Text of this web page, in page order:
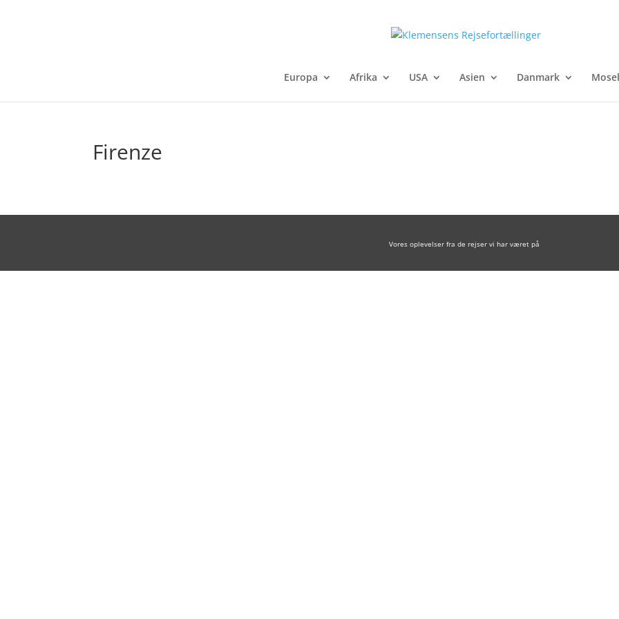
Europa Afrika USA Asien Danmark
Firenze
Vores oplevelser fra de rejser vi har været på